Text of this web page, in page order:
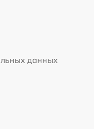
данных